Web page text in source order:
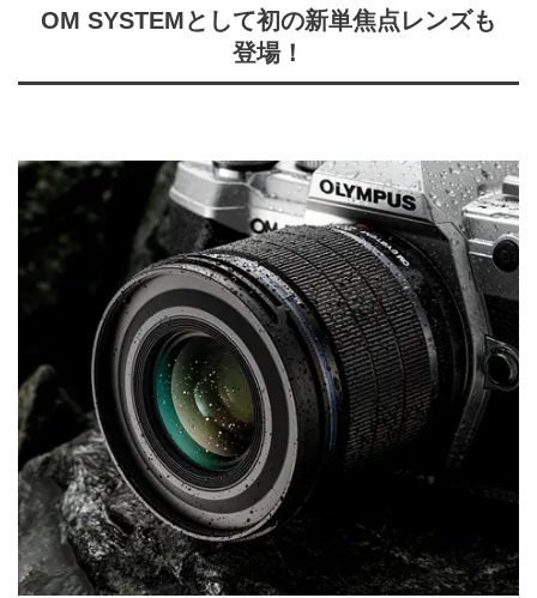
OM SYSTEMとして初の新単焦点レンズも
登場！